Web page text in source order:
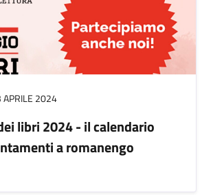
APRILE 2024
libri 2024 - il calendario
a romanengo